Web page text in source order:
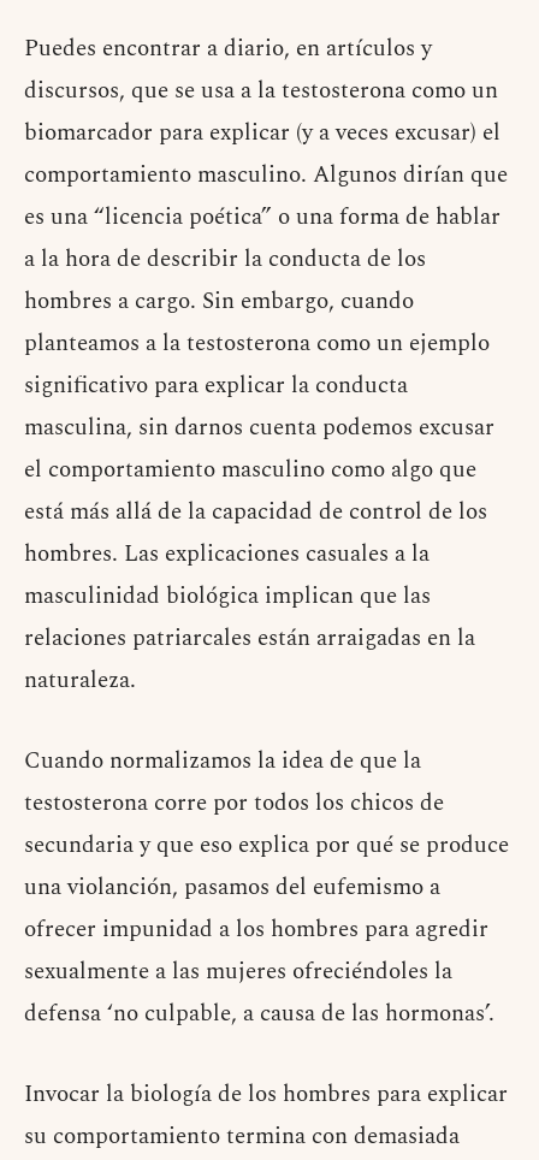
Puedes encontrar a diario, en artículos y
discursos, que se usa a la testosterona como un
biomarcador para explicar (y a veces excusar) el
comportamiento masculino. Algunos dirían que
es una “licencia poética” o una forma de hablar
a la hora de describir la conducta de los
hombres a cargo. Sin embargo, cuando
planteamos a la testosterona como un ejemplo
significativo para explicar la conducta
masculina, sin darnos cuenta podemos excusar
el comportamiento masculino como algo que
está más allá de la capacidad de control de los
hombres. Las explicaciones casuales a la
masculinidad biológica implican que las
relaciones patriarcales están arraigadas en la
naturaleza.
Cuando normalizamos la idea de que la
testosterona corre por todos los chicos de
secundaria y que eso explica por qué se produce
una violanción, pasamos del eufemismo a
ofrecer impunidad a los hombres para agredir
sexualmente a las mujeres ofreciéndoles la
defensa ‘no culpable, a causa de las hormonas’.
Invocar la biología de los hombres para explicar
su comportamiento termina con demasiada